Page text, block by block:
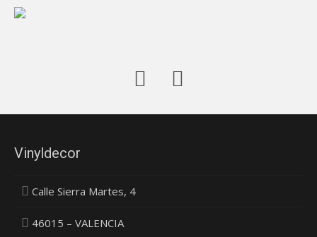
Vinyldecor
Calle Sierra Martes, 4
46015 – VALENCIA